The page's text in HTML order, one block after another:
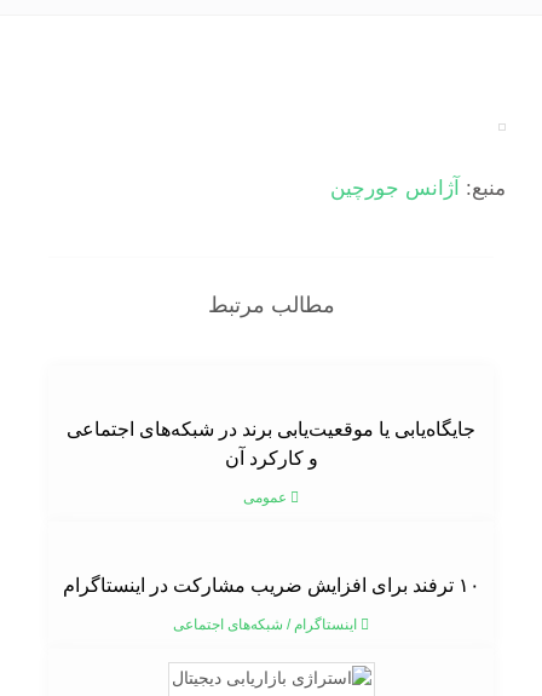
منبع:آژانس جورچین
مطالب مرتبط
جایگاه‌یابی یا موقعیت‌یابی برند در شبکه‌های اجتماعی
و کارکرد آن
عمومی
۱۰ ترفند برای افزایش ضریب مشارکت در اینستاگرام
اینستاگرام/شبکه‌های اجتماعی